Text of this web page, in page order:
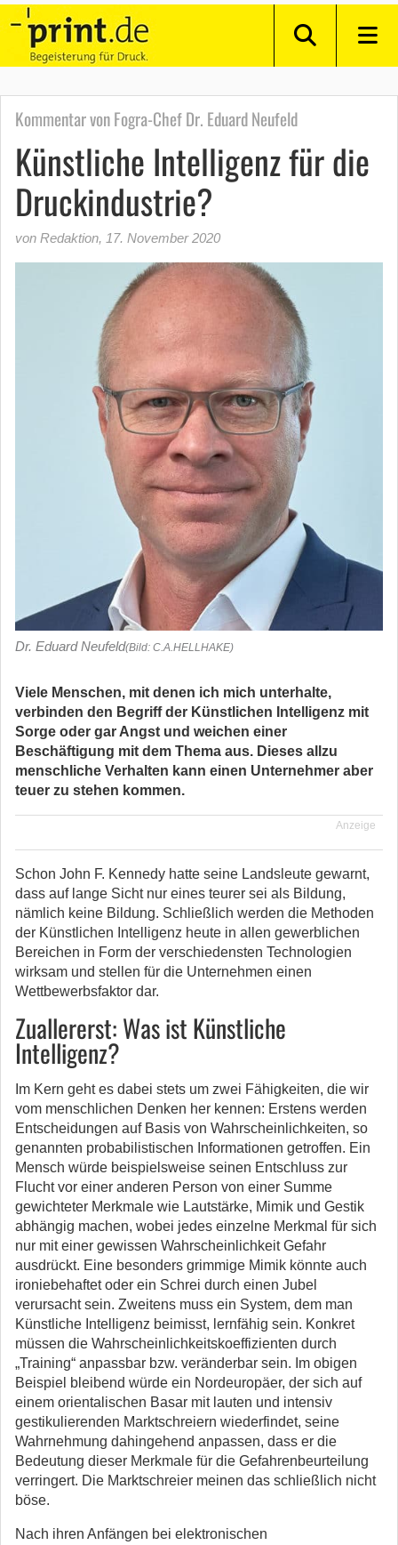
Kommentar von Fogra-Chef Dr. Eduard Neufeld
Künstliche Intelligenz für die
Druckindustrie?
von Redaktion, 17. November 2020
Dr. Eduard Neufeld(Bild: C.A.HELLHAKE)
Viele Menschen, mit denen ich mich unterhalte,
verbinden den Begriff der Künstlichen Intelligenz mit
Sorge oder gar Angst und weichen einer
Beschäftigung mit dem Thema aus. Dieses allzu
menschliche Verhalten kann einen Unternehmer aber
teuer zu stehen kommen.
Anzeige
Schon John F. Kennedy hatte seine Landsleute gewarnt,
dass auf lange Sicht nur eines teurer sei als Bildung,
nämlich keine Bildung. Schließlich werden die Methoden
der Künstlichen Intelligenz heute in allen gewerblichen
Bereichen in Form der verschiedensten Technologien
wirksam und stellen für die Unternehmen einen
Wettbewerbsfaktor dar.
Zuallererst: Was ist Künstliche
Intelligenz?
Im Kern geht es dabei stets um zwei Fähigkeiten, die wir
vom menschlichen Denken her kennen: Erstens werden
Entscheidungen auf Basis von Wahrscheinlichkeiten, so
genannten probabilistischen Informationen getroffen. Ein
Mensch würde beispielsweise seinen Entschluss zur
Flucht vor einer anderen Person von einer Summe
gewichteter Merkmale wie Lautstärke, Mimik und Gestik
abhängig machen, wobei jedes einzelne Merkmal für sich
nur mit einer gewissen Wahrscheinlichkeit Gefahr
ausdrückt. Eine besonders grimmige Mimik könnte auch
ironiebehaftet oder ein Schrei durch einen Jubel
verursacht sein. Zweitens muss ein System, dem man
Künstliche Intelligenz beimisst, lernfähig sein. Konkret
müssen die Wahrscheinlichkeitskoeffizienten durch
„Training“ anpassbar bzw. veränderbar sein. Im obigen
Beispiel bleibend würde ein Nordeuropäer, der sich auf
einem orientalischen Basar mit lauten und intensiv
gestikulierenden Marktschreiern wiederfindet, seine
Wahrnehmung dahingehend anpassen, dass er die
Bedeutung dieser Merkmale für die Gefahrenbeurteilung
verringert. Die Marktschreier meinen das schließlich nicht
böse.
Nach ihren Anfängen bei elektronischen